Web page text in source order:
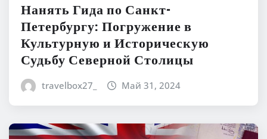
Нанять Гида по Санкт-
Петербургу: Погружение в
Культурную и Историческую
Судьбу Северной Столицы
travelbox27_ Май 31, 2024